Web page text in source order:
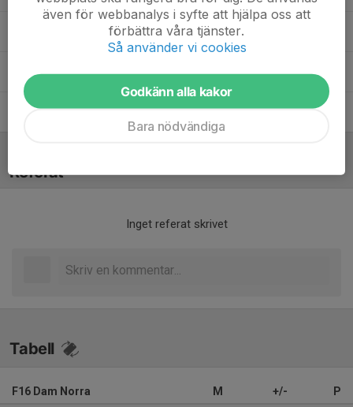
Alexandra HägnerydLedare
Mattias IngesonTränare
Pelle MosskullTränare
Referat
Inget referat skrivet
Tabell
F16 Dam Norra M +/- P
även för webbanalys i syfte att hjälpa oss att
förbättra våra tjänster.
Så använder vi cookies
Godkänn alla kakor
Bara nödvändiga